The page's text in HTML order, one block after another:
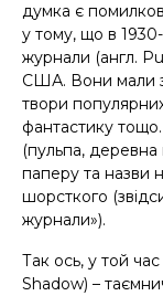
думка є
у тому, що в
журнали (англ.
США. Вони мали
твори
фантастику тощо.
(пульпа,
паперу та назви
шорсткого (з
журнали»).
Так ось, у той
Shadow) –